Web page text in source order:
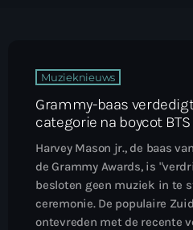
Muzieknieuws
Grammy-baas
categorie na boycot BTS
Harvey Mason jr., de baas
de Grammy Awards, is
besloten geen muziek in te
ceremonie. De populaire
ontevreden met de recente